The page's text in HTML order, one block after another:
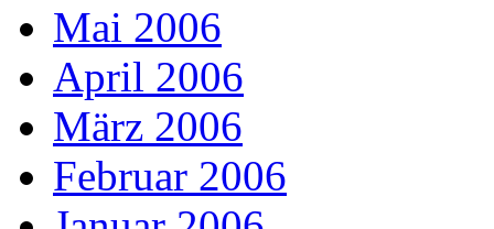
Mai 2006
April 2006
März 2006
Februar 2006